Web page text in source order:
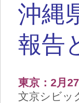
沖縄
報告
東京：2月27
文京シビッ